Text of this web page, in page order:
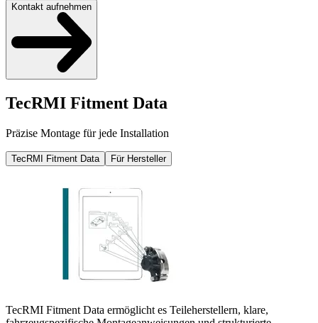
Kontakt aufnehmen
TecRMI Fitment Data
Präzise Montage für jede Installation
TecRMI Fitment Data Für Hersteller
TecRMI Fitment Data ermöglicht es Teileherstellern, klare,